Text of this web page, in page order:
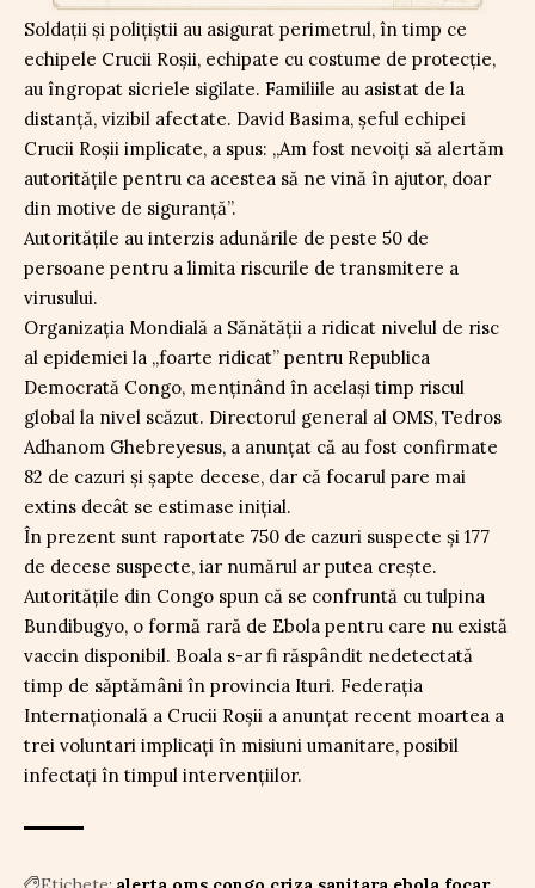
Soldații și polițiștii au asigurat perimetrul, în timp ce
echipele Crucii Roșii, echipate cu costume de protecție,
au îngropat sicriele sigilate. Familiile au asistat de la
distanță, vizibil afectate. David Basima, șeful echipei
Crucii Roșii implicate, a spus: „Am fost nevoiți să alertăm
autoritățile pentru ca acestea să ne vină în ajutor, doar
din motive de siguranță”.
Autoritățile au interzis adunările de peste 50 de
persoane pentru a limita riscurile de transmitere a
virusului.
Organizația Mondială a Sănătății a ridicat nivelul de risc
al epidemiei la „foarte ridicat” pentru Republica
Democrată Congo, menținând în același timp riscul
global la nivel scăzut. Directorul general al OMS, Tedros
Adhanom Ghebreyesus, a anunțat că au fost confirmate
82 de cazuri și șapte decese, dar că focarul pare mai
extins decât se estimase inițial.
În prezent sunt raportate 750 de cazuri suspecte și 177
de decese suspecte, iar numărul ar putea crește.
Autoritățile din Congo spun că se confruntă cu tulpina
Bundibugyo, o formă rară de Ebola pentru care nu există
vaccin disponibil. Boala s-ar fi răspândit nedetectată
timp de săptămâni în provincia Ituri. Federația
Internațională a Crucii Roșii a anunțat recent moartea a
trei voluntari implicați în misiuni umanitare, posibil
infectați în timpul intervențiilor.